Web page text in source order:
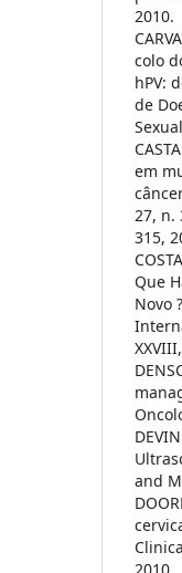
2010.
colo
hPV:
de
em
27, n.
315,
Que
Novo
and